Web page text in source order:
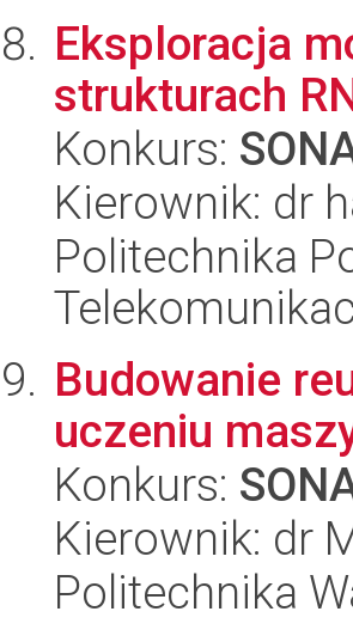
Eksploracja
strukturach
Konkurs:
Kierownik: dr
Politechnika
Budowanie
uczeniu
Konkurs:
Kierownik: dr
Politechnika